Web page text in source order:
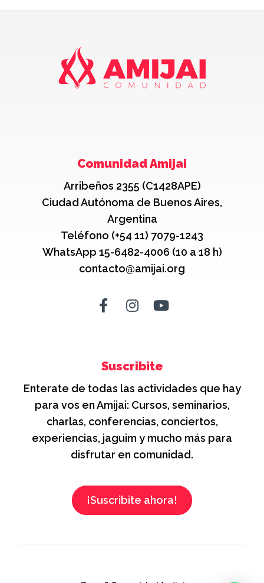
Comunidad Amijai
Arribeños 2355 (C1428APE)
Ciudad Autónoma de Buenos Aires,
Argentina
Teléfono (+54 11) 7079-1243
WhatsApp 15-6482-4006 (10 a 18 h)
contacto@amijai.org
Suscribite
Enterate de todas las actividades que hay
para vos en Amijai: Cursos, seminarios,
charlas, conferencias, conciertos,
experiencias, jaguim y mucho más para
disfrutar en comunidad.
¡Suscribite ahora!